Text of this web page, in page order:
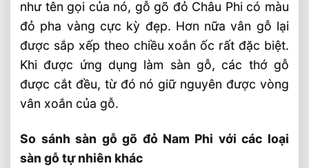
như tên gọi của nó, gỗ gõ đỏ Châu Phi có màu
đỏ pha vàng cực kỳ đẹp. Hơn nữa vân gỗ lại
được sắp xếp theo chiều xoắn ốc rất đặc biệt.
Khi được ứng dụng làm sàn gỗ, các thớ gỗ
được cắt đều, từ đó nó giữ nguyên được vòng
vân xoắn của gỗ.
So sánh sàn gỗ gõ đỏ Nam Phi với các loại
sàn gỗ tự nhiên khác